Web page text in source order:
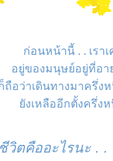
ก่อนหน้านี้ . . เรา
อยู่ของมนุษย์อยู่ที่อา
ถือว่าเดินทางมาครึ่ง
งเหลืออีกตั้งครึ่งห
ชีวิตคืออะไรนะ . .